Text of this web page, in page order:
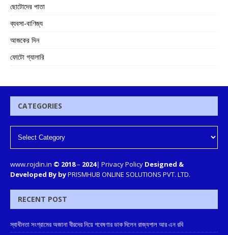
ছোটোদের পাতা
ব্যবসা-বাণিজ্য
আজকের দিন
ফোটো গ্যালারি
CATEGORIES
www.rojdin.in © 2018– 2024| Privacy Policy Designed &
Developed By byPRISMHUB ONLINE SOLUTIONS PVT. LTD.
RECENT POST
স্বাধীনতা সংগ্রামের অজানা বীরদের নিয়ে গবেষণার ডাক দিলেন রাজ্যপাল আর এন রবি